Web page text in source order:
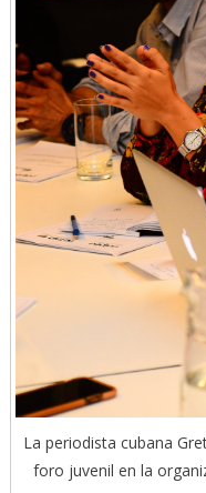
La periodista cubana
foro juvenil en la